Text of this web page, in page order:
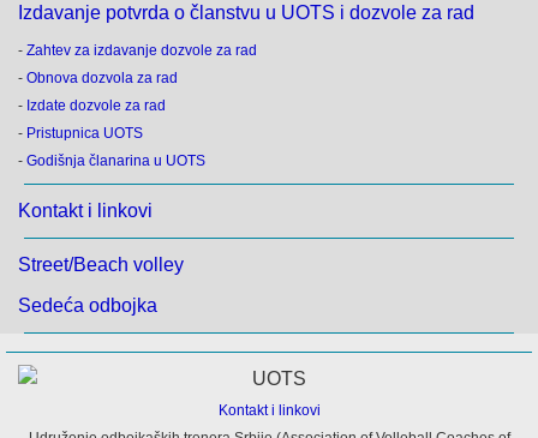
Izdavanje potvrda o članstvu u UOTS i dozvole za rad
- Zahtev za izdavanje dozvole za rad
- Obnova dozvola za rad
- Izdate dozvole za rad
- Pristupnica UOTS
- Godišnja članarina u UOTS
Kontakt i linkovi
Street/Beach volley
Sedeća odbojka
Kontakt i linkovi